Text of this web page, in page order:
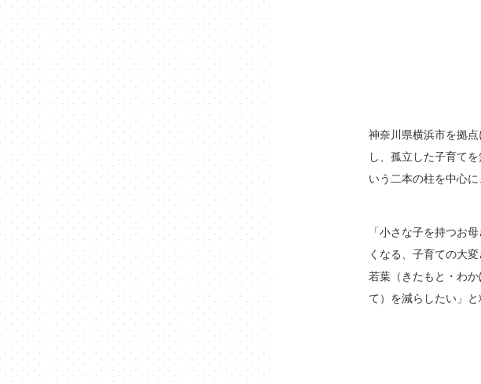
神奈川県横浜市を拠
し、孤立した子育て
いう二本の柱を中心に
「小さな子を持つお
くなる、子育ての大
若葉（きたもと・わ
て）を減らしたい」と